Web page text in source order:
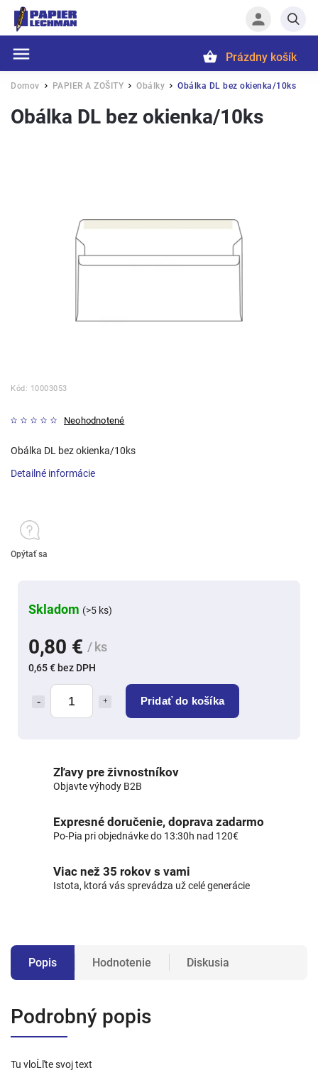
Prázdny košík
Domov / PAPIER A ZOŠITY / Obálky / Obálka DL bez okienka/10ks
Obálka DL bez okienka/10ks
Kód: 10003053
Neohodnotené
0,80 € / ks
0,65 € bez DPH
Pridať do košíka
Skladom (>5 ks)
Obálka DL bez okienka/10ks
Detailné informácie
Opýtať sa
Zľavy pre živnostníkov
Objavte výhody B2B
Expresné doručenie, doprava zadarmo
Po-Pia pri objednávke do 13:30h nad 120€
Viac než 35 rokov s vami
Istota, ktorá vás sprevádza už celé generácie
Popis Hodnotenie Diskusia
Podrobný popis
Tu vloĹľte svoj text